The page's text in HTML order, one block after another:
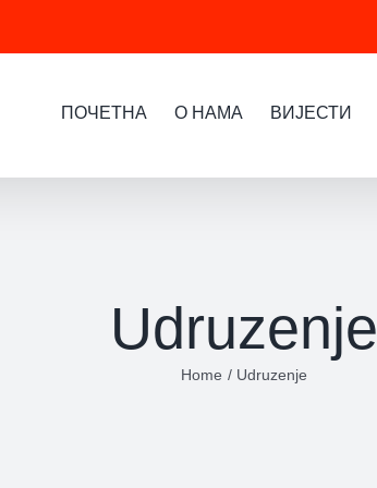
ПОЧЕТНА О НАМА ВИЈЕСТИ
Udruzenje
Home Udruzenje